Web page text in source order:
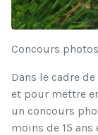
Concours
Dans le cadre
et pour mettre
un concours
moins de 15 ans